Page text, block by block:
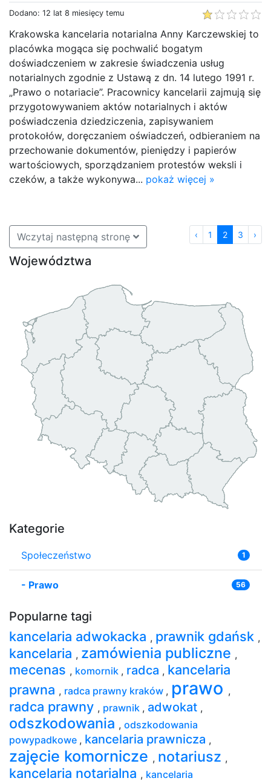
Dodano: 12 lat 8 miesięcy temu
Krakowska kancelaria notarialna Anny Karczewskiej to
placówka mogąca się pochwalić bogatym
doświadczeniem w zakresie świadczenia usług
notarialnych zgodnie z Ustawą z dn. 14 lutego 1991 r.
„Prawo o notariacie”. Pracownicy kancelarii zajmują się
przygotowywaniem aktów notarialnych i aktów
poświadczenia dziedziczenia, zapisywaniem
protokołów, doręczaniem oświadczeń, odbieraniem na
przechowanie dokumentów, pieniędzy i papierów
wartościowych, sporządzaniem protestów weksli i
czeków, a także wykonywa... pokaż więcej »
Wczytaj następną stronę ‹ 1 2 3 ›
Województwa
Kategorie
Społeczeństwo 1
- Prawo 56
Popularne tagi
kancelaria adwokacka , prawnik gdańsk ,
kancelaria , zamówienia publiczne ,
mecenas , komornik , radca , kancelaria
prawna , radca prawny kraków , prawo ,
radca prawny , prawnik , adwokat ,
odszkodowania , odszkodowania
powypadkowe , kancelaria prawnicza ,
zajęcie komornicze , notariusz ,
kancelaria notarialna , kancelaria